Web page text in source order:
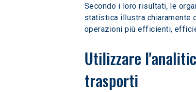
Secondo i loro risultati, le
statistica illustra chiaramente
operazioni più efficienti,
Utilizzare
trasporti